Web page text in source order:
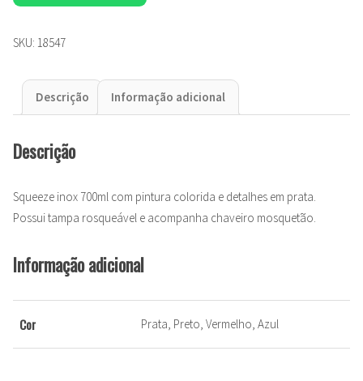
SKU: 18547
Descrição Informação adicional
Descrição
Squeeze inox 700ml com pintura colorida e detalhes em prata.
Possui tampa rosqueável e acompanha chaveiro mosquetão.
Informação adicional
Cor Prata, Preto, Vermelho, Azul